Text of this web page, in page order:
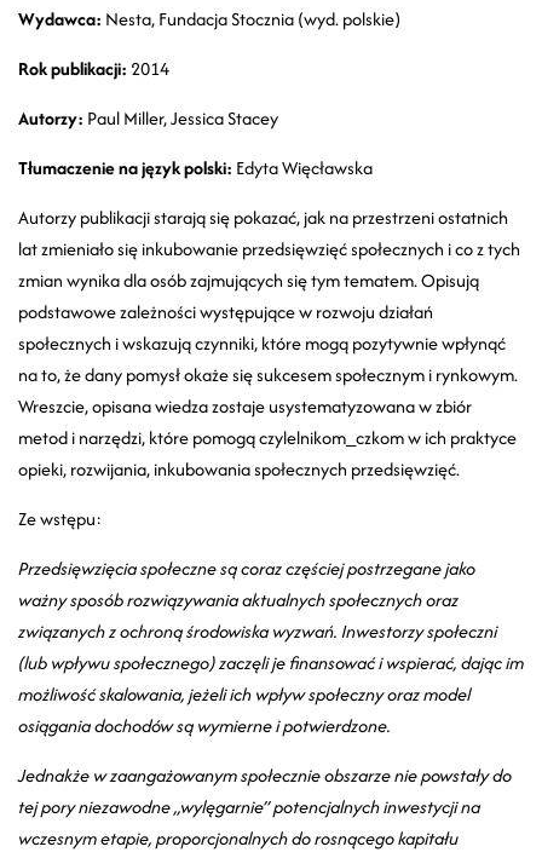
Wydawca: Nesta, Fundacja Stocznia (wyd. polskie)
Rok publikacji: 2014
Autorzy: Paul Miller, Jessica Stacey
Tłumaczenie na język polski: Edyta Więcławska
Autorzy publikacji starają się pokazać, jak na przestrzeni ostatnich
lat zmieniało się inkubowanie przedsięwzięć społecznych i co z tych
zmian wynika dla osób zajmujących się tym tematem. Opisują
podstawowe zależności występujące w rozwoju działań
społecznych i wskazują czynniki, które mogą pozytywnie wpłynąć
na to, że dany pomysł okaże się sukcesem społecznym i rynkowym.
Wreszcie, opisana wiedza zostaje usystematyzowana w zbiór
metod i narzędzi, które pomogą czylelnikom_czkom w ich praktyce
opieki, rozwijania, inkubowania społecznych przedsięwzięć.
Ze wstępu:
Przedsięwzięcia społeczne są coraz częściej postrzegane jako
ważny sposób rozwiązywania aktualnych społecznych oraz
związanych z ochroną środowiska wyzwań. Inwestorzy społeczni
(lub wpływu społecznego) zaczęli je finansować i wspierać, dając im
możliwość skalowania, jeżeli ich wpływ społeczny oraz model
osiągania dochodów są wymierne i potwierdzone.
Jednakże w zaangażowanym społecznie obszarze nie powstały do
tej pory niezawodne „wylęgarnie” potencjalnych inwestycji na
wczesnym etapie, proporcjonalnych do rosnącego kapitału